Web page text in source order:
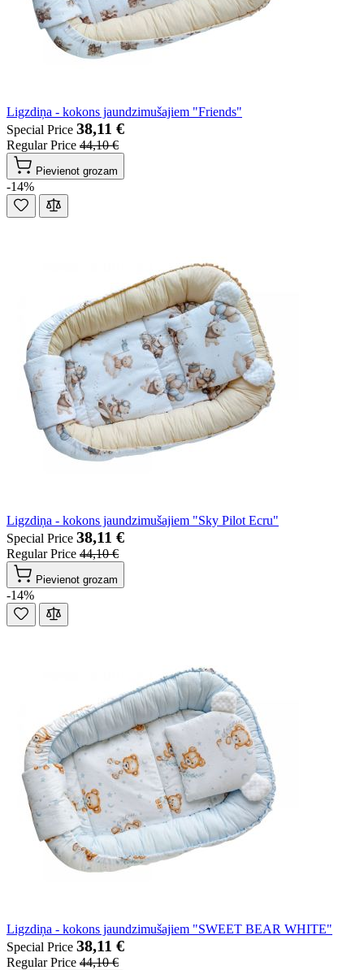
Ligzdiņa - kokons jaundzimušajiem "Friends"
Special Price 38,11 €
Regular Price 44,10 €
Pievienot grozam
-14%
Ligzdiņa - kokons jaundzimušajiem "Sky Pilot Ecru"
Special Price 38,11 €
Regular Price 44,10 €
Pievienot grozam
-14%
Ligzdiņa - kokons jaundzimušajiem "SWEET BEAR WHITE"
Special Price 38,11 €
Regular Price 44,10 €